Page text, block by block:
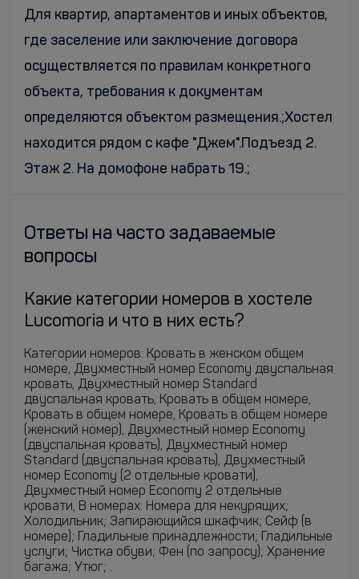
Для квартир, апартаментов и иных объектов,
где заселение или заключение договора
осуществляется по правилам конкретного
объекта, требования к документам
определяются объектом размещения.;Хостел
находится рядом с кафе "Джем".Подъезд 2.
Этаж 2. На домофоне набрать 19.;
Ответы на часто задаваемые
вопросы
Какие категории номеров в хостеле
Lucomoria и что в них есть?
Категории номеров: Кровать в женском общем
номере, Двухместный номер Economy двуспальная
кровать, Двухместный номер Standard
двуспальная кровать, Кровать в общем номере,
Кровать в общем номере, Кровать в общем номере
(женский номер), Двухместный номер Economy
(двуспальная кровать), Двухместный номер
Standard (двуспальная кровать), Двухместный
номер Economy (2 отдельные кровати),
Двухместный номер Economy 2 отдельные
кровати, В номерах: Номера для некурящих;
Холодильник; Запирающийся шкафчик; Сейф (в
номере); Гладильные принадлежности; Гладильные
услуги; Чистка обуви; Фен (по запросу); Хранение
багажа; Утюг; .